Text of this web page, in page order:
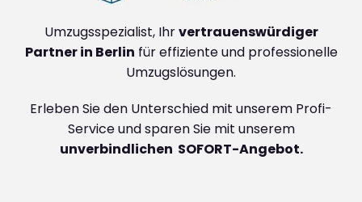
Umzugsspezialist, Ihrvertrauenswürdiger
Partner in Berlin für effiziente und professionelle
Umzugslösungen.
Erleben Sie den Unterschied mit unserem Profi-
Service und sparen Sie mit unserem
unverbindlichen SOFORT-Angebot.